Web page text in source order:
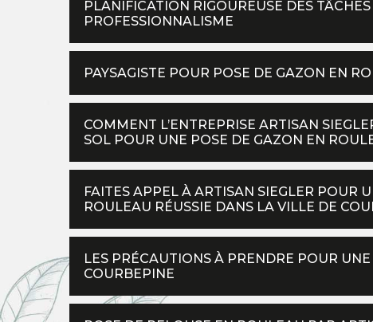
PLANIFICATION RIGOUREUSE DES
PROFESSIONNALISME
PAYSAGISTE POUR POSE DE GAZON EN
COMMENT L’ENTREPRISE ARTISAN
SOL POUR UNE POSE DE GAZON EN
FAITES APPEL À ARTISAN SIEGLER POUR
ROULEAU RÉUSSIE DANS LA VILLE DE
LES PRÉCAUTIONS À PRENDRE POUR
COURBEPINE